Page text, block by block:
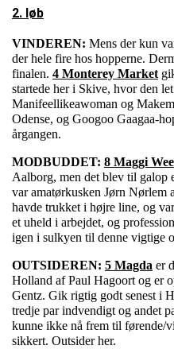
2. løb
VINDEREN: Mens der kun
der hele fire hos hopperne.
finalen. 4 Monterey Market
startede her i Skive, hvor den
Manifeellikeawoman og
Odense, og Googoo Gaagaa-
årgangen.
MODBUDDET: 8 Maggi Wee
Aalborg, men det blev til galop
var amatørkusken Jørn Nørlem
havde trukket i højre line, og
et uheld i arbejdet, og
igen i sulkyen til denne vigtige
OUTSIDEREN: 5 Magda er
Holland af Paul Hagoort og er
Gentz. Gik rigtig godt senest i
tredje par indvendigt og andet
kunne ikke nå frem til førende/
sikkert. Outsider her.